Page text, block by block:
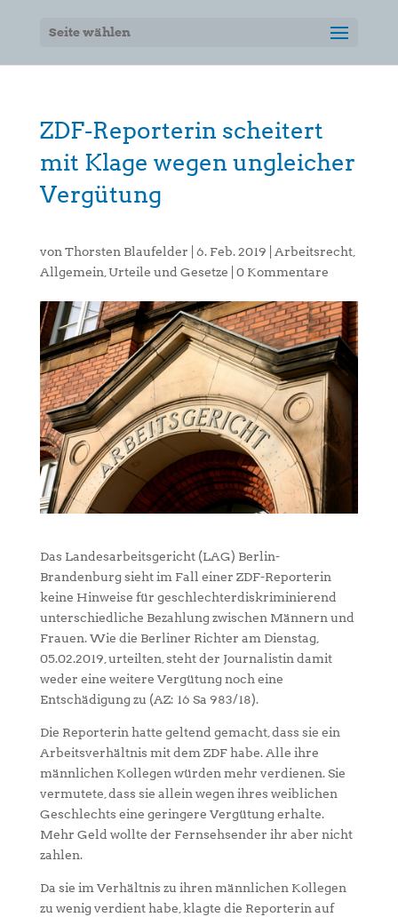
Seite wählen
ZDF-Reporterin scheitert
mit Klage wegen ungleicher
Vergütung
von Thorsten Blaufelder 6. Feb. 2019 Arbeitsrecht,
Allgemein Urteile und Gesetze 0 Kommentare
Das Landesarbeitsgericht (LAG) Berlin-
Brandenburg sieht im Fall einer ZDF-Reporterin
keine Hinweise für geschlechterdiskriminierend
unterschiedliche Bezahlung zwischen Männern und
Frauen. Wie die Berliner Richter am Dienstag,
05.02.2019, urteilten, steht der Journalistin damit
weder eine weitere Vergütung noch eine
Entschädigung zu (AZ: 16 Sa 983/18).
Die Reporterin hatte geltend gemacht, dass sie ein
Arbeitsverhältnis mit dem ZDF habe. Alle ihre
männlichen Kollegen würden mehr verdienen. Sie
vermutete, dass sie allein wegen ihres weiblichen
Geschlechts eine geringere Vergütung erhalte.
Mehr Geld wollte der Fernsehsender ihr aber nicht
zahlen.
Da sie im Verhältnis zu ihren männlichen Kollegen
zu wenig verdient habe, klagte die Reporterin auf